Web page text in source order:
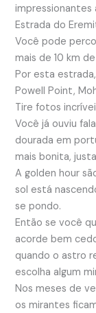
impressionantes
Estrada do
Você pode
mais de 10 km
Por esta
Powell Point,
Tire fotos
Você já ouviu
dourada em
mais bonita,
A golden hour
sol está
se pondo.
Então se você
acorde bem
quando o astro
escolha algum
Nos meses de
os mirantes